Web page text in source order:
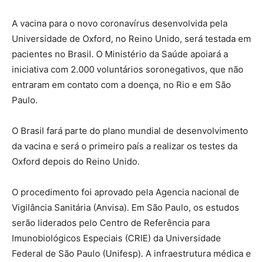
A vacina para o novo coronavírus desenvolvida pela
Universidade de Oxford, no Reino Unido, será testada em
pacientes no Brasil. O Ministério da Saúde apoiará a
iniciativa com 2.000 voluntários soronegativos, que não
entraram em contato com a doença, no Rio e em São
Paulo.
O Brasil fará parte do plano mundial de desenvolvimento
da vacina e será o primeiro país a realizar os testes da
Oxford depois do Reino Unido.
O procedimento foi aprovado pela Agencia nacional de
Vigilância Sanitária (Anvisa). Em São Paulo, os estudos
serão liderados pelo Centro de Referência para
Imunobiológicos Especiais (CRIE) da Universidade
Federal de São Paulo (Unifesp). A infraestrutura médica e